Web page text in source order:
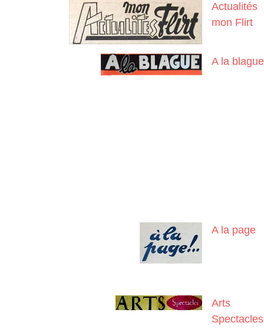
Actualités
mon Flirt
A la blague
A la page
Arts
Spectacles